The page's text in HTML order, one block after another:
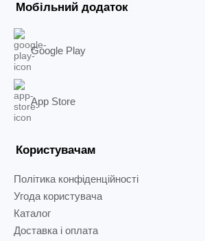
Мобільний додаток
Google Play
App Store
Користувачам
Політика конфіденційності
Угода користувача
Каталог
Доставка і оплата